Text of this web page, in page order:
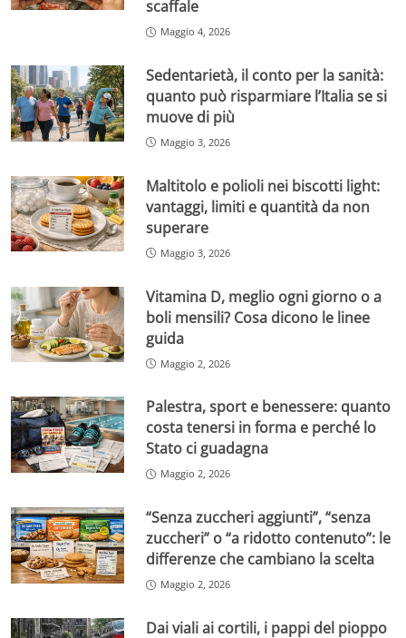
scaffale
Maggio 4, 2026
Sedentarietà, il conto per la sanità:
quanto può risparmiare l’Italia se si
muove di più
Maggio 3, 2026
Maltitolo e polioli nei biscotti light:
vantaggi, limiti e quantità da non
superare
Maggio 3, 2026
Vitamina D, meglio ogni giorno o a
boli mensili? Cosa dicono le linee
guida
Maggio 2, 2026
Palestra, sport e benessere: quanto
costa tenersi in forma e perché lo
Stato ci guadagna
Maggio 2, 2026
“Senza zuccheri aggiunti”, “senza
zuccheri” o “a ridotto contenuto”: le
differenze che cambiano la scelta
Maggio 2, 2026
Dai viali ai cortili, i pappi del pioppo